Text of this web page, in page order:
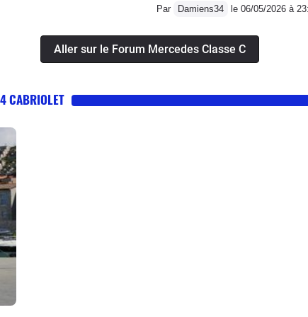
Par Damiens34 le 06/05/2026 à
Aller sur le Forum Mercedes Classe C
CABRIOLET